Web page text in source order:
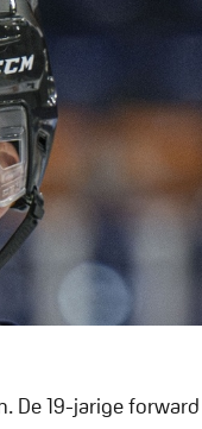
De 19-jarige